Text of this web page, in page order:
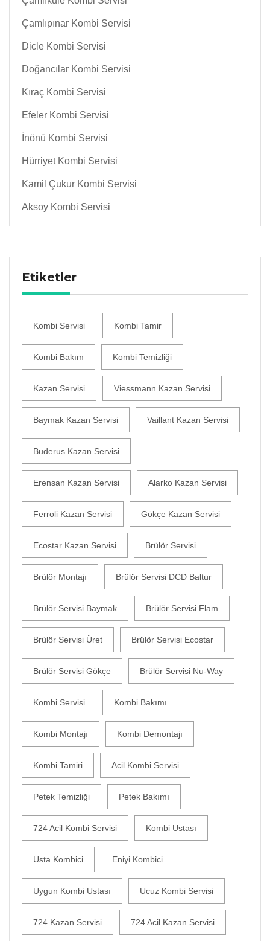
Çamlıpınar Kombi Servisi
Dicle Kombi Servisi
Doğancılar Kombi Servisi
Kıraç Kombi Servisi
Efeler Kombi Servisi
İnönü Kombi Servisi
Hürriyet Kombi Servisi
Kamil Çukur Kombi Servisi
Aksoy Kombi Servisi
Etiketler
Kombi Servisi Kombi Tamir
Kombi Bakım Kombi Temizliği
Kazan Servisi Viessmann Kazan Servisi
Baymak Kazan Servisi Vaillant Kazan Servisi
Buderus Kazan Servisi
Erensan Kazan Servisi Alarko Kazan Servisi
Ferroli Kazan Servisi Gökçe Kazan Servisi
Ecostar Kazan Servisi Brülör Servisi
Brülör Montajı Brülör Servisi DCD Baltur
Brülör Servisi Baymak Brülör Servisi Flam
Brülör Servisi Üret Brülör Servisi Ecostar
Brülör Servisi Gökçe Brülör Servisi Nu-Way
Kombi Servisi Kombi Bakımı
Kombi Montajı Kombi Demontajı
Kombi Tamiri Acil Kombi Servisi
Petek Temizliği Petek Bakımı
724 Acil Kombi Servisi Kombi Ustası
Usta Kombici Eniyi Kombici
Uygun Kombi Ustası Ucuz Kombi Servisi
724 Kazan Servisi 724 Acil Kazan Servisi